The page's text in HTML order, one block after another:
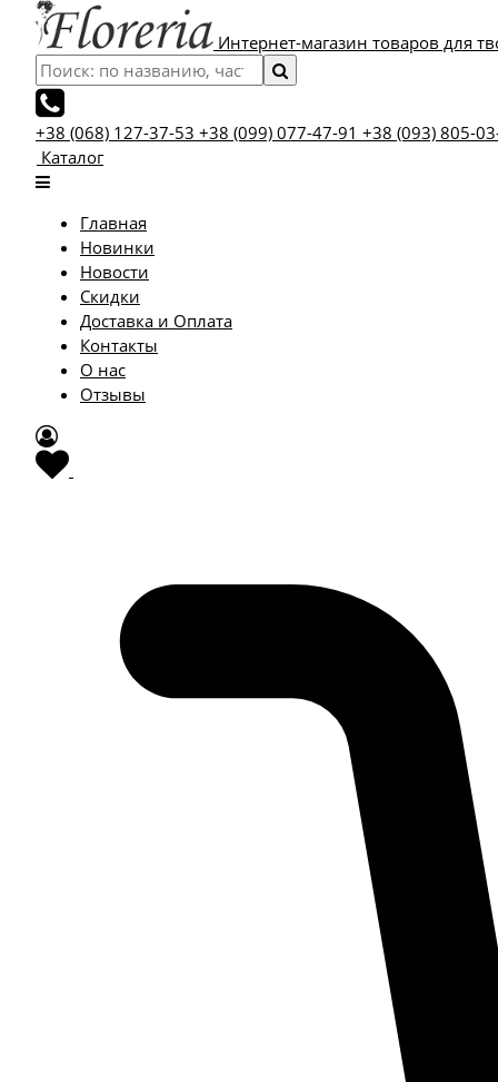
Интернет-магазин товаров для
+38 (068) 127-37-53 +38 (099) 077-47-91 +38 (093) 805-
Каталог
Главная
Новинки
Новости
Скидки
Доставка и Оплата
Контакты
О нас
Отзывы